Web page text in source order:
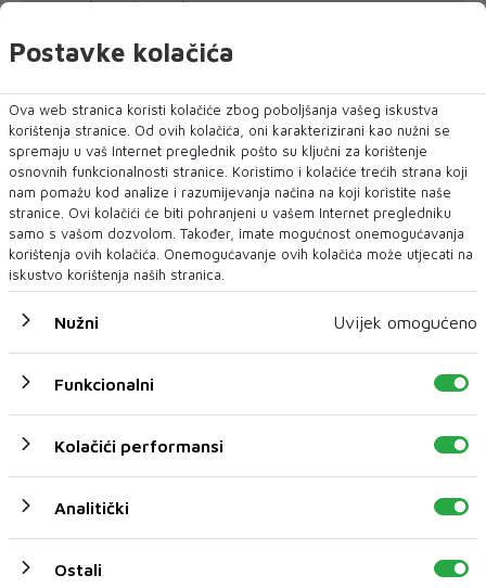
'Komunalno' u četvrtak se ...
Postavke kolačića
Ova web stranica koristi kolačiće zbog poboljšanja vašeg iskustva
korištenja stranice. Od ovih kolačića, oni karakterizirani kao nužni se
spremaju u vaš Internet preglednik pošto su ključni za korištenje
osnovnih funkcionalnosti stranice. Koristimo i kolačiće trećih strana koji
nam pomažu kod analize i razumijevanja načina na koji koristite naše
stranice. Ovi kolačići će biti pohranjeni u vašem Internet pregledniku
samo s vašom dozvolom. Također, imate mogućnost onemogućavanja
korištenja ovih kolačića. Onemogućavanje ovih kolačića može utjecati na
iskustvo korištenja naših stranica.
Nužni Uvijek omogućeno
Funkcionalni
Kolačići performansi
Analitički
Ostali